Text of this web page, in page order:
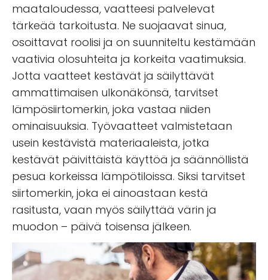
maataloudessa, vaatteesi palvelevat
tärkeää tarkoitusta. Ne suojaavat sinua,
osoittavat roolisi ja on suunniteltu kestämään
vaativia olosuhteita ja korkeita vaatimuksia.
Jotta vaatteet kestävät ja säilyttävät
ammattimaisen ulkonäkönsä, tarvitset
lämpösiirtomerkin, joka vastaa niiden
ominaisuuksia. Työvaatteet valmistetaan
usein kestävistä materiaaleista, jotka
kestävät päivittäistä käyttöä ja säännöllistä
pesua korkeissa lämpötiloissa. Siksi tarvitset
siirtomerkin, joka ei ainoastaan kestä
rasitusta, vaan myös säilyttää värin ja
muodon – päivä toisensa jälkeen.